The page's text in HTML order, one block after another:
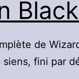
de
fini par